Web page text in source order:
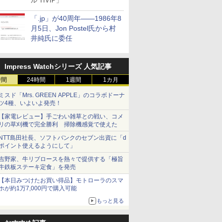
「.jp」が40周年――1986年8
月5日、Jon Postel氏から村
井純氏に委任
Impress Watchシリーズ 人気記事
24時間 1週間 1カ月
スド「Mrs. GREEN APPLE」のコラボドーナ
4種、いよいよ発売！
家電レビュー】手ごわい雑草との戦い、コメ
の草刈機で完全勝利 掃除機感覚で使えた
島田社長、ソフトバンクのセブン出資に「d
イント使えるようにして」
野家、牛リブロースを熱々で提供する「極旨
鉄板ステーキ定食」を発売
本日みつけたお買い得品】モトローラのスマ
が約1万7,000円で購入可能
もっと見る